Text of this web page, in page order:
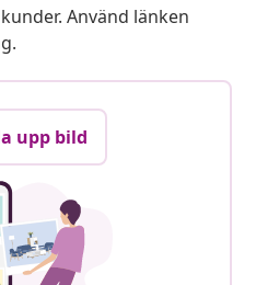
Använd länken
upp bild